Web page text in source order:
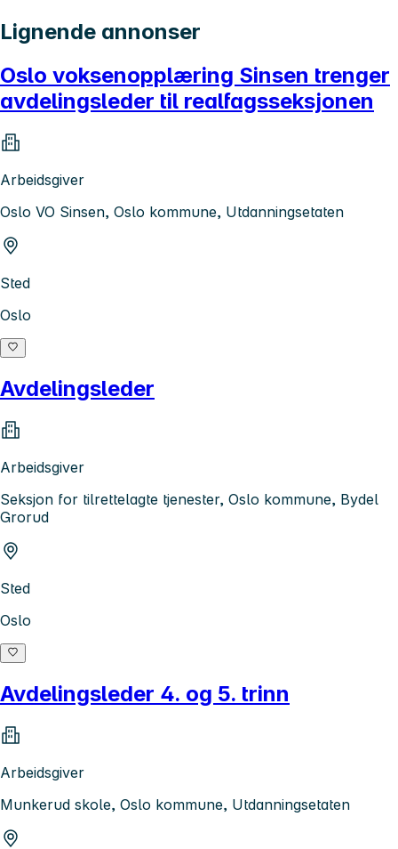
Lignende annonser
Oslo voksenopplæring Sinsen trenger
avdelingsleder til realfagsseksjonen
Arbeidsgiver
Oslo VO Sinsen, Oslo kommune, Utdanningsetaten
Sted
Oslo
Avdelingsleder
Arbeidsgiver
Seksjon for tilrettelagte tjenester, Oslo kommune, Bydel
Grorud
Sted
Oslo
Avdelingsleder 4. og 5. trinn
Arbeidsgiver
Munkerud skole, Oslo kommune, Utdanningsetaten